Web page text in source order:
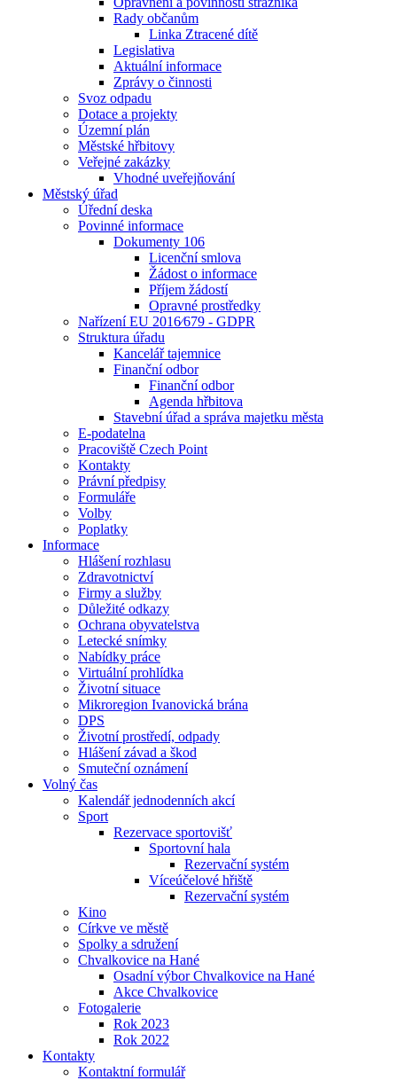
Rady občanům
Linka Ztracené dítě
Legislativa
Aktuální informace
Zprávy o činnosti
Svoz odpadu
Dotace a projekty
Územní plán
Městské hřbitovy
Veřejné zakázky
Vhodné uveřejňování
Městský úřad
Úřední deska
Povinné informace
Dokumenty 106
Licenční smlova
Žádost o informace
Příjem žádostí
Opravné prostředky
Nařízení EU 2016⁄679 - GDPR
Struktura úřadu
Kancelář tajemnice
Finanční odbor
Finanční odbor
Agenda hřbitova
Stavební úřad a správa majetku města
E-podatelna
Pracoviště Czech Point
Kontakty
Právní předpisy
Formuláře
Volby
Poplatky
Informace
Hlášení rozhlasu
Zdravotnictví
Firmy a služby
Důležité odkazy
Ochrana obyvatelstva
Letecké snímky
Nabídky práce
Virtuální prohlídka
Životní situace
Mikroregion Ivanovická brána
DPS
Životní prostředí, odpady
Hlášení závad a škod
Smuteční oznámení
Volný čas
Kalendář jednodenních akcí
Sport
Rezervace sportovišť
Sportovní hala
Rezervační systém
Víceúčelové hřiště
Rezervační systém
Kino
Církve ve městě
Spolky a sdružení
Chvalkovice na Hané
Osadní výbor Chvalkovice na Hané
Akce Chvalkovice
Fotogalerie
Rok 2023
Rok 2022
Kontakty
Kontaktní formulář